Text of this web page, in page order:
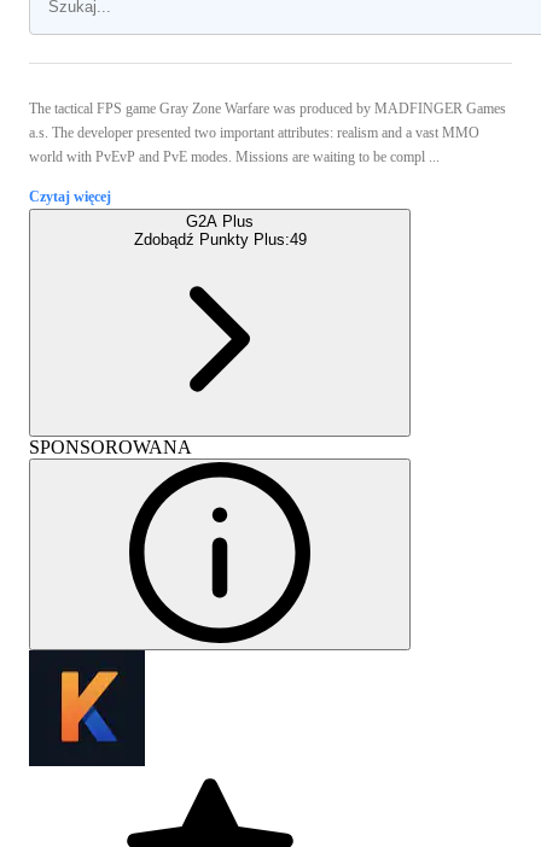
The tactical FPS game Gray Zone Warfare was produced by MADFINGER Games
a.s. The developer presented two important attributes: realism and a vast MMO
world with PvEvP and PvE modes. Missions are waiting to be compl ...
Czytaj więcej
G2A Plus
Zdobądź Punkty Plus:49
SPONSOROWANA